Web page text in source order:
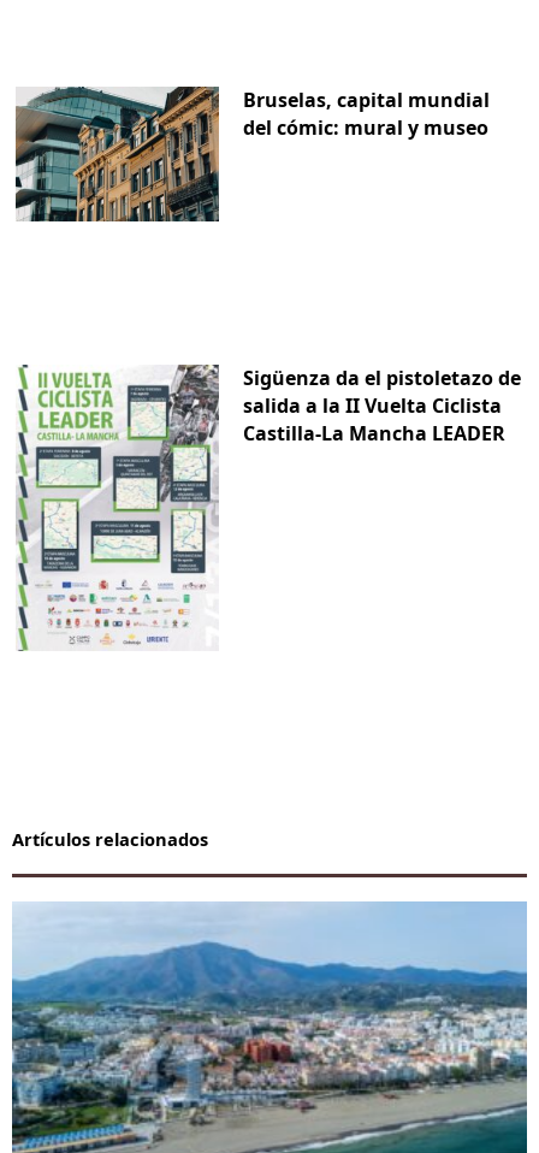
Bruselas, capital mundial
del cómic: mural y museo
Sigüenza da el pistoletazo de
salida a la II Vuelta Ciclista
Castilla-La Mancha LEADER
Artículos relacionados